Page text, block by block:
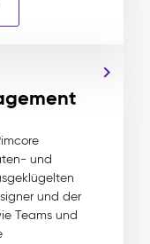
und
und der
Teams und